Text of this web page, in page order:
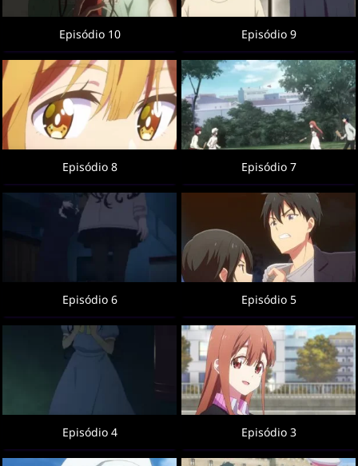
Episódio 10 Episódio 9
Episódio 8 Episódio 7
Episódio 6 Episódio 5
Episódio 4 Episódio 3